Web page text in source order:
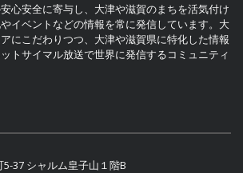
心安全に寄与し、大津や滋賀のまちを活気付け
イベントなどの情報を常に発信しています。大
にこだわりつつ、大津や滋賀県に特化した情報
トサイマル放送で世界に発信するコミュニティ
37 シャルム皇子山１階B